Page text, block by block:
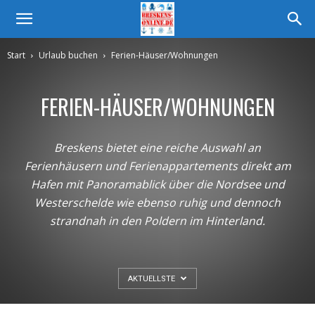
Start Urlaub buchen Ferien-Häuser/Wohnungen
FERIEN-HÄUSER/WOHNUNGEN
Breskens bietet eine reiche Auswahl an
Ferienhäusern und Ferienappartements direkt am
Hafen mit Panoramablick über die Nordsee und
Westerschelde wie ebenso ruhig und dennoch
strandnah in den Poldern im Hinterland.
AKTUELLSTE